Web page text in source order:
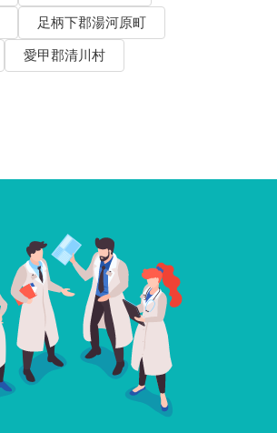
足柄下郡湯河原町
愛甲郡清川村